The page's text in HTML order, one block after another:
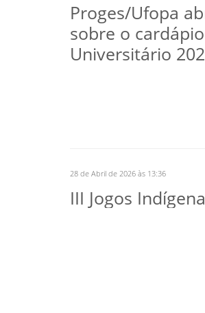
Proges/Ufopa
sobre o
Universitário
28 de Abril de 2026 às 13:36
III Jogos